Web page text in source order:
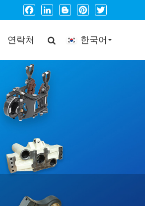
Facebook
LinkedInBloggerPinterestTwitter
연락처 한국어